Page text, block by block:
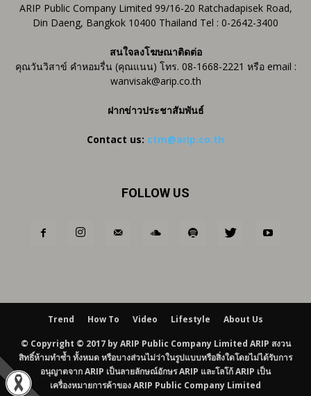
ARIP Public Company Limited 99/16-20 Ratchadapisek Road,
Din Daeng, Bangkok 10400 Thailand Tel : 0-2642-3400
สนใจลงโฆษณาติดต่อ
คุณวันวิสาข์ คำหอมรื่น (คุณแนน) โทร. 08-1668-2221 หรือ email :
wanvisak@arip.co.th
ฝากข่าวประชาสัมพันธ์
Contact us: ctm@arip.co.th
FOLLOW US
Trend How To Video Lifestyle About Us
© Copyright © 2017 by ARIP Public Company Limited ARIP สงวน
สิทธิ์ห้ามทำซ้ำ ทั้งหมด หรือบางส่วนไม่ว่าในรูปแบบหรือสิ่งใดโดยไม่ได้รับการ
อนุญาตจาก ARIP เป็นลายลักษณ์อักษร ARIP และโลโก้ ARIP เป็น
เครื่องหมายการค้าของ ARIP Public Company Limited